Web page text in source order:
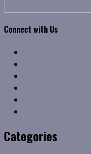
Connect with Us
Categories